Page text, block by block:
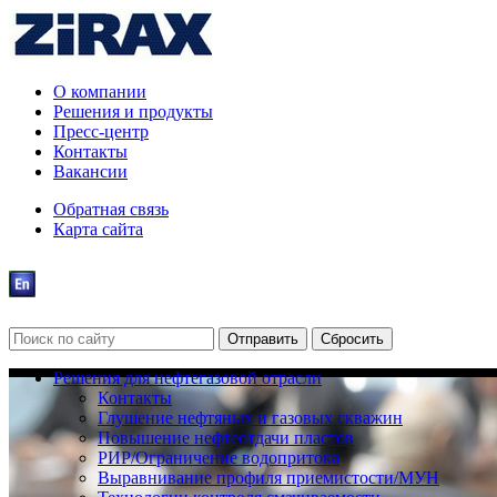
О компании
Решения и продукты
Пресс-центр
Контакты
Вакансии
Обратная связь
Карта сайта
Решения для нефтегазовой отрасли
Контакты
Глушение нефтяных и газовых скважин
Повышение нефтеотдачи пластов
РИР/Ограничение водопритока
Выравнивание профиля приемистости/МУН